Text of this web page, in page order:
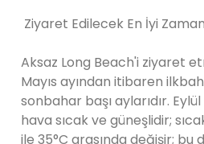
Ziyaret Edilecek En İyi Zaman
Aksaz Long Beach'i ziyaret
Mayıs ayından itibaren
sonbahar başı aylarıdır.
hava sıcak ve güneşlidir;
ile 35°C arasında değişir; bu